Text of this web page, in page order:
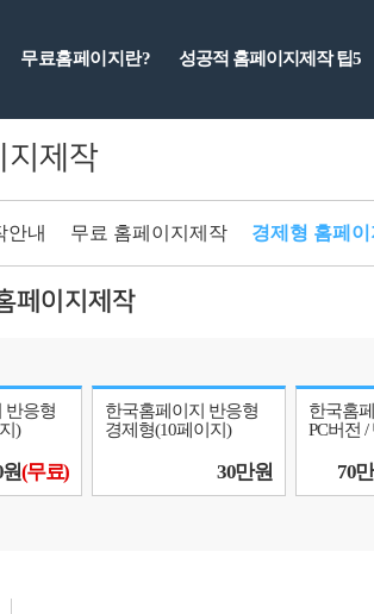
무료홈페이지란? 성공적 홈페이지제작 팁5
지제작
안내 무료 홈페이지제작 경제형 홈페
페이지제작
반응형
)
(무료)
한국홈페이지 반응형
경제형(10페이지)
30만원
한국홈
PC버전
70